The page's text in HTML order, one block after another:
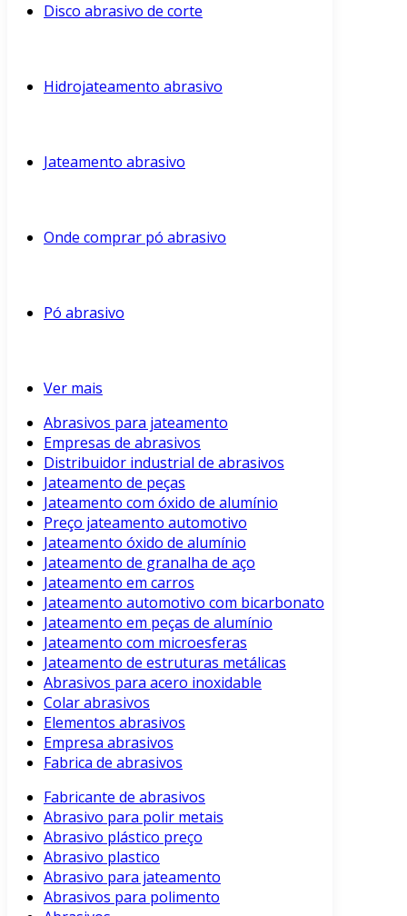
Disco abrasivo de corte
Hidrojateamento abrasivo
Jateamento abrasivo
Onde comprar pó abrasivo
Pó abrasivo
Ver mais
Abrasivos para jateamento
Empresas de abrasivos
Distribuidor industrial de abrasivos
Jateamento de peças
Jateamento com óxido de alumínio
Preço jateamento automotivo
Jateamento óxido de alumínio
Jateamento de granalha de aço
Jateamento em carros
Jateamento automotivo com bicarbonato
Jateamento em peças de alumínio
Jateamento com microesferas
Jateamento de estruturas metálicas
Abrasivos para acero inoxidable
Colar abrasivos
Elementos abrasivos
Empresa abrasivos
Fabrica de abrasivos
Fabricante de abrasivos
Abrasivo para polir metais
Abrasivo plástico preço
Abrasivo plastico
Abrasivo para jateamento
Abrasivos para polimento